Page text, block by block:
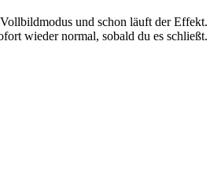
und schon läuft der
wieder normal, sobald du es schließt.